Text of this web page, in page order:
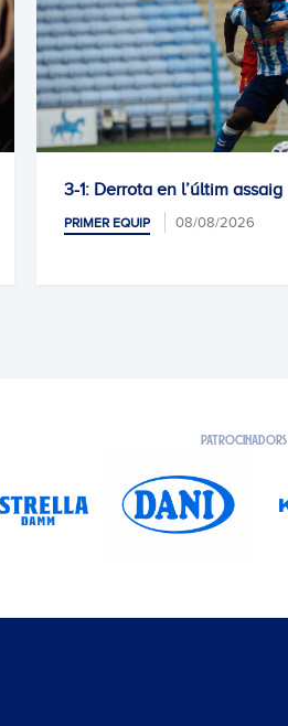
3-1: Derrota en l’últim assaig
PRIMER EQUIP 08/08/2026
PATROCINADORS